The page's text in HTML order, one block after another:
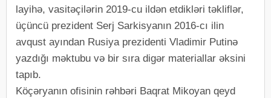
layihə, vasitəçilərin 2019-cu ildən etdikləri təkliflər,
üçüncü prezident Serj Sarkisyanın 2016-cı ilin
avqust ayından Rusiya prezidenti Vladimir Putinə
yazdığı məktubu və bir sıra digər materiallar əksini
tapıb.
Köçəryanın ofisinin rəhbəri Baqrat Mikoyan qeyd